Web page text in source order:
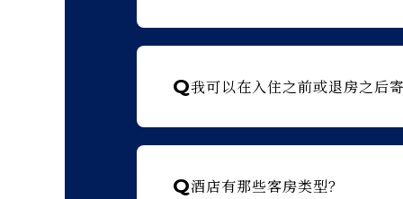
Q我可以在入住之前或退房之后
Q酒店有那些客房类型？